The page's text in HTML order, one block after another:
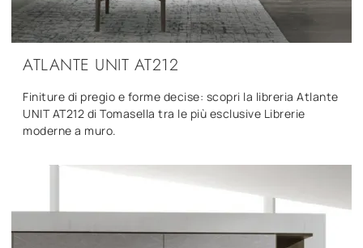
ATLANTE UNIT AT212
Finiture di pregio e forme decise: scopri la libreria Atlante
UNIT AT212 di Tomasella tra le più esclusive Librerie
moderne a muro.